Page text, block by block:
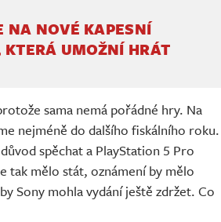
NA NOVÉ KAPESNÍ
UMOŽNÍ HRÁT
sama nemá pořádné hry. Na
nejméně do dalšího fiskálního roku.
spěchat a PlayStation 5 Pro
tak mělo stát, oznámení by mělo
Sony mohla vydání ještě zdržet. Co